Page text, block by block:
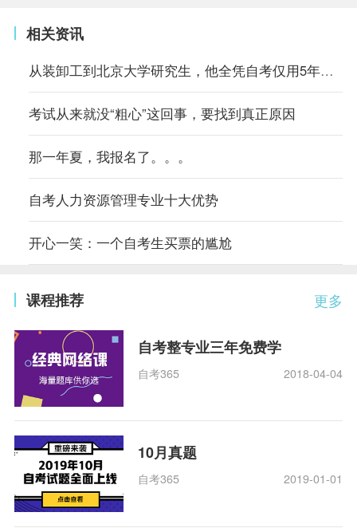
相关资讯
从装卸工到北京大学研究生，他全凭自考仅用5年时间
考试从来就没“粗心”这回事，要找到真正原因
那一年夏，我报名了。。。
自考人力资源管理专业十大优势
开心一笑：一个自考生买票的尴尬
更多
课程推荐
自考整专业三年免费学
自考365 2018-04-04
10月真题
自考365 2019-01-01